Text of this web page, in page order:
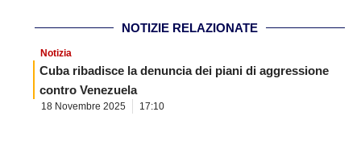
NOTIZIE RELAZIONATE
Notizia
Cuba ribadisce la denuncia dei piani di aggressione
contro Venezuela
18 Novembre 2025 17:10